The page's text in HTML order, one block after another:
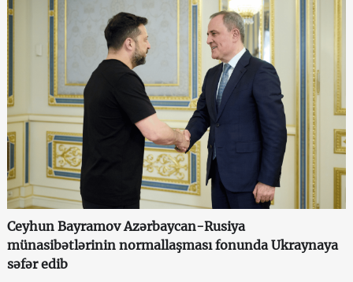
Ceyhun Bayramov Azərbaycan-Rusiya
münasibətlərinin normallaşması fonunda Ukraynaya
səfər edib